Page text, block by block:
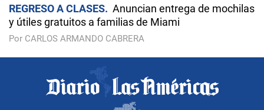
REGRESO A CLASES
Anuncian entrega de mochilas
y útiles gratuitos a familias de Miami
Por CARLOS ARMANDO CABRERA